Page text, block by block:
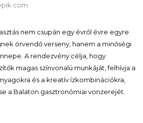
nem csupán egy évről évre egyre
örvendő verseny, hanem a minőségi
A rendezvény célja, hogy
magas színvonalú munkáját, felhívja a
és a kreatív ízkombinációkra,
a Balaton gasztronómiai vonzerejét.